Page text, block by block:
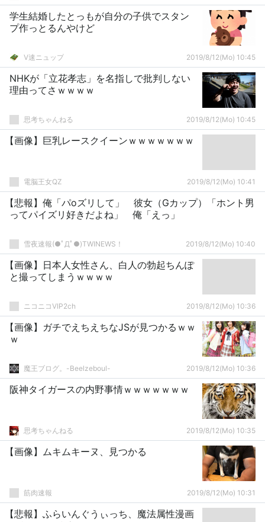
学生結婚したとっもが自分の子供でスタン
プ作っとるんやけど
V速ニュップ 2019/8/12(Mo) 10:45
NHKが「立花孝志」を名指しで批判しない
理由ってさｗｗｗｗ
思考ちゃんねる 2019/8/12(Mo) 10:45
【画像】巨乳レースクイーンｗｗｗｗｗｗｗ
電脳王女QZ 2019/8/12(Mo) 10:41
【悲報】俺「パoズリして」 彼女（Gカップ）「ホント男
ってパイズリ好きだよね」 俺「えっ」
雪夜速報(●ﾟДﾟ●)TWINEWS！ 2019/8/12(Mo) 10:40
【画像】日本人女性さん、白人の勃起ちんぽ
と撮ってしまうｗｗｗｗ
ニコニコVIP2ch 2019/8/12(Mo) 10:36
【画像】ガチでえちえちなJSが見つかるｗｗ
ｗ
魔王ブログ。-Beelzeboul- 2019/8/12(Mo) 10:36
阪神タイガースの内野事情ｗｗｗｗｗｗｗ
思考ちゃんねる 2019/8/12(Mo) 10:35
【画像】ムキムキーヌ、見つかる
筋肉速報 2019/8/12(Mo) 10:31
【悲報】ふらいんぐうぃっち、魔法属性漫画